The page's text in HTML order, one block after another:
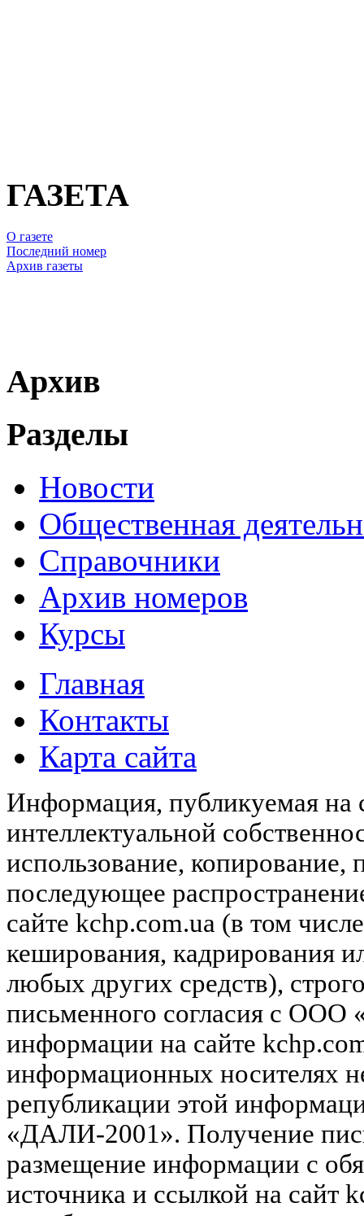
ГАЗЕТА
О газете
Последний номер
Архив газеты
Архив
Разделы
Новости
Общественная
Справочники
Архив номеров
Курсы
Главная
Контакты
Карта сайта
Информация, публикуемая на
интеллектуальной
использование, копирование,
последующее
сайте kchp.com.ua (в том
кеширования, кадрирования
любых других средств),
письменного согласия с
информации на сайте
информационных носителях
републикации этой
«ДАЛИ-2001». Получение
размещение информации с
источника и ссылкой на сайт